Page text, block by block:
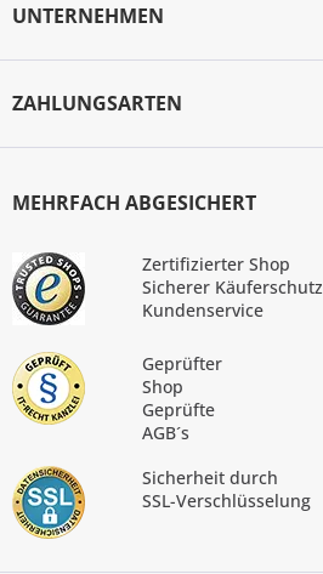
UNTERNEHMEN
ZAHLUNGSARTEN
MEHRFACH ABGESICHERT
Zertifizierter Shop
Sicherer Käuferschutz
Kundenservice
Geprüfter
Shop
Geprüfte
AGB´s
Sicherheit durch
SSL-Verschlüsselung